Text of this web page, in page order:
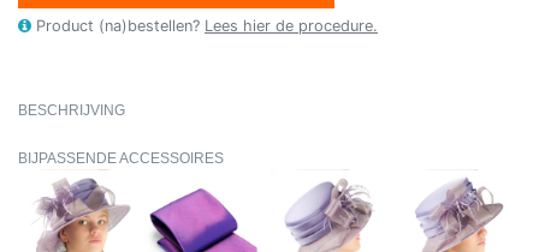
Product (na)bestellen? Lees hier de procedure.
BESCHRIJVING
BIJPASSENDE ACCESSOIRES